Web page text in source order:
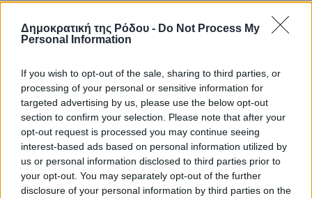
Δημοκρατική της Ρόδου - Do Not Process My
Personal Information
If you wish to opt-out of the sale, sharing to third parties, or
processing of your personal or sensitive information for
targeted advertising by us, please use the below opt-out
section to confirm your selection. Please note that after your
opt-out request is processed you may continue seeing
interest-based ads based on personal information utilized by
us or personal information disclosed to third parties prior to
your opt-out. You may separately opt-out of the further
disclosure of your personal information by third parties on the
Ο Χρήστος Καφτηράνης από τη Σύρο, ο Αντώνης Κουζούπης
από τη Σέριφο, ο Γιώργος Υψηλάντης από τη Ρόδο και ο…
Γιώργος Χατζημάρκος: Για κάθε επισήμανση ενός έργου
αρμοδιότητας μας που δεν έγινε απαντάμε με δέκα έργα
εκτός…
Γιώργος Χατζημάρκος: Σήμερα σφραγίζουμε την πορεία των
νησιών μας